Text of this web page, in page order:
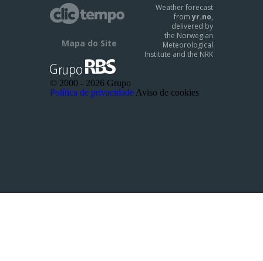
Mapa do Site
Weather forecast
fromyr.no,
delivered by
the Norwegian
Meteorological
Institute and the NRK
© 2000 - 2026 Grupo
Política de privacidade Aviso de cookies